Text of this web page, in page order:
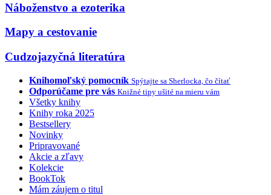
Náboženstvo a ezoterika
Mapy a cestovanie
Cudzojazyčná literatúra
Knihomoľský pomocník Spýtajte sa Sherlocka, čo čítať
Odporúčame pre vás Knižné tipy ušité na mieru vám
Všetky knihy
Knihy roka 2025
Bestsellery
Novinky
Pripravované
Akcie a zľavy
Kolekcie
BookTok
Mám záujem o titul